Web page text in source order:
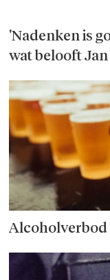
'Nadenken is
wat belooft
Alcoholverbod